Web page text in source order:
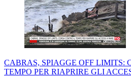
CABRAS, SPIAGGE OFF LIMITS:
TEMPO PER RIAPRIRE GLI